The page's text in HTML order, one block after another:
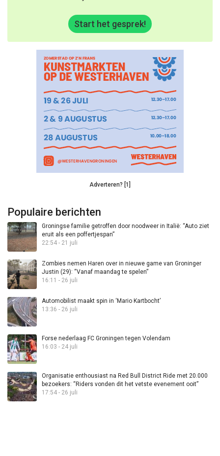
Start het gesprek!
Adverteren? [1]
Populaire berichten
Groningse familie getroffen door noodweer in Italië: “Auto ziet
eruit als een poffertjespan”
22:54 - 21 juli
Zombies nemen Haren over in nieuwe game van Groninger
Justin (29): “Vanaf maandag te spelen”
16:11 - 26 juli
Automobilist maakt spin in ‘Mario Kartbocht’
13:36 - 26 juli
Forse nederlaag FC Groningen tegen Volendam
16:03 - 24 juli
Organisatie enthousiast na Red Bull District Ride met 20.000
bezoekers: “Riders vonden dit het vetste evenement ooit”
17:54 - 26 juli